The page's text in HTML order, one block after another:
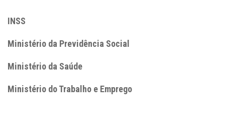
INSS
Ministério da Previdência Social
Ministério da Saúde
Ministério do Trabalho e Emprego